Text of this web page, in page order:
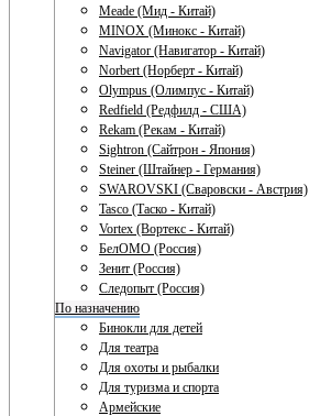
Meade (Мид - Китай)
MINOX (Минокс - Китай)
Navigator (Навигатор - Китай)
Norbert (Норберт - Китай)
Olympus (Олимпус - Китай)
Redfield (Редфилд - США)
Rekam (Рекам - Китай)
Sightron (Сайтрон - Япония)
Steiner (Штайнер - Германия)
SWAROVSKI (Сваровски - Австрия)
Tasco (Таско - Китай)
Vortex (Вортекс - Китай)
БелОМО (Россия)
Зенит (Россия)
Следопыт (Россия)
По назначению
Бинокли для детей
Для театра
Для охоты и рыбалки
Для туризма и спорта
Армейские